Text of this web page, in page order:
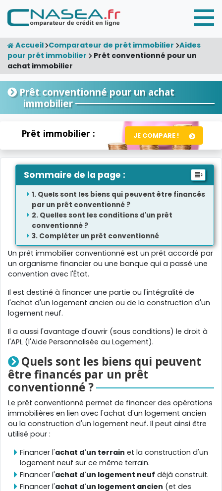
Accueil Comparateur de prêt immobilier Aides
pour prêt immobilier
Prêt conventionné pour un
achat immobilier
Prêt conventionné pour un achat
immobilier
Prêt immobilier : JE COMPARE !
Sommaire de la page :
Quels sont les biens qui peuvent être financés
par un prêt conventionné ?
Quelles sont les conditions d'un prêt
conventionné ?
Compléter un prêt conventionné
Un prêt immobilier conventionné est un prêt accordé par
un organisme financier ou une banque qui a passé une
convention avec l'État.
Il est destiné à financer une partie ou l'intégralité de
l'achat d'un logement ancien ou de la construction d'un
logement neuf.
Il a aussi l'avantage d'ouvrir (sous conditions) le droit à
l'APL (l'Aide Personnalisée au Logement).
Quels sont les biens qui peuvent
être financés par un prêt
conventionné ?
Le prêt conventionné permet de financer des opérations
immobilières en lien avec l'achat d'un logement ancien
ou la construction d'un logement neuf. Il peut ainsi être
utilisé pour :
Financer l'achat d'un terrain et la construction d'un
logement neuf sur ce même terrain.
Financer l'achat d'un logement neuf déjà construit.
Financer l'achat d'un logement ancien (et des